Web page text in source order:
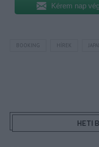
Kérem nap
BOOKING HÍREK
HETI